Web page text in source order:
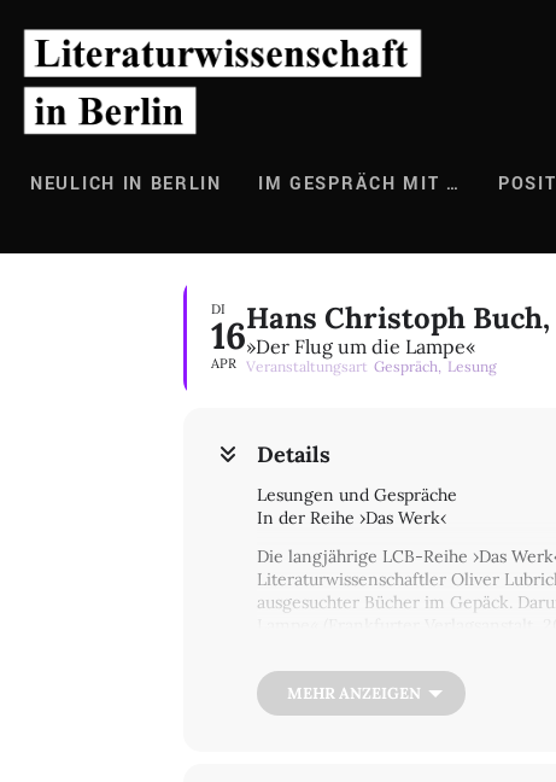
Inhalt
springen
NEULICH IN BERLIN IM GESPRÄCH MIT …
DI
16
APR
Hans Christoph
»Der Flug um die Lampe«
Veranstaltungsart Gespräch, Lesung
Details
Lesungen und Gespräche
In der Reihe ›Das Werk‹
Die langjährige LCB-Reihe ›Das
Literaturwissenschaftler Oliver
ausgesuchter Bücher im Gepäck.
ist ein übermütiges Dazwischen von
Urquell der Poesie«, »Briefe nicht
MEHR ANZEIGEN